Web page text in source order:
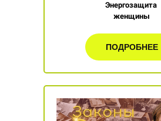
Энергозащита
женщины
ПОДРОБНЕЕ